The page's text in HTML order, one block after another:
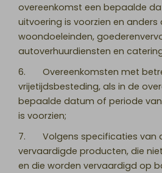
overeenkomst een bepaalde
uitvoering is voorzien en anders
woondoeleinden,
autoverhuurdiensten en
6. Overeenkomsten met
vrijetijdsbesteding, als in de
bepaalde datum of periode
is voorzien;
7. Volgens specificaties van
vervaardigde producten, die
en die worden vervaardigd op